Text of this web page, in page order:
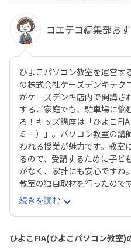
コエテコ編集部お
ひよこパソコン教室を運営す
の株式会社ケーズデンキテク
がケーズデンキ店内で開講さ
するご家庭でも、駐車場に悩
ろ！キッズ講座は「ひよこ
ミー）」。パソコン教室の講
われる授業が魅力です。教室
るので、受講するために子ど
がなく、家計にも安心ですね
教室の独自取材を行ったので
思ったのは資格取得が目指せ
A」コースでは、プログラミ
トの使い方やジュニア・プロ
かせるスキルも学べるのだそ
入試で内申点に加点される場
続きを読む
ひよこFIA(ひよこパソコン教室)